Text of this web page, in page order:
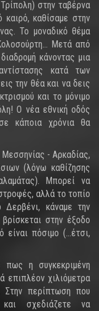
στην ταβέρνα
καιρό, καθίσαμε στην
Το μοναδικό θέμα
Μετά από
κάνοντας μια
κατά των
την θέα και να δεις
και το μόνιμο
Ο νέα εθνική οδός
κάποια χρόνια θα
- Αρκαδίας,
(λόγω καθίζησης
Μπορεί να
αλλά το τοπίο
κάναμε την
στην έξοδο
πόσιμο (...έτσι,
πως η συγκεκριμένη
επιπλέον χιλιόμετρα
περίπτωση που
σχεδιάζετε να